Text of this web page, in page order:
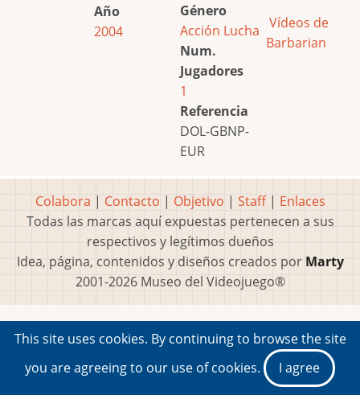
Año
2004
Género
Acción Lucha
Num.
Jugadores
1
Referencia
DOL-GBNP-
EUR
Vídeos de
Barbarian
Colabora | Contacto | Objetivo | Staff| Enlaces
Todas las marcas aquí expuestas pertenecen a sus
respectivos y legítimos dueños
Idea, página, contenidos y diseños creados por Marty
2001-2026 Museo del Videojuego®
This site uses cookies. By continuing to browse the site
you are agreeing to our use of cookies.
I agree